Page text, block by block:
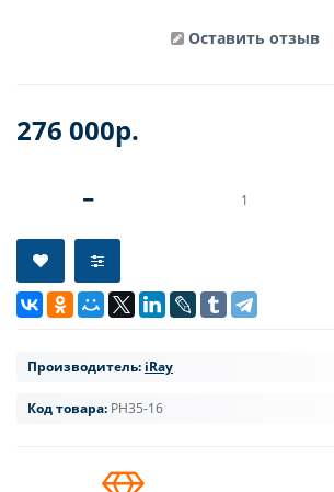
Оставить отзыв
276 000р.
Производитель: iRay
Код товара: PH35-16